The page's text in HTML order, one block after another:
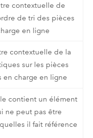
contextuelle de
de tri des pièces
en ligne
contextuelle de la
sur les pièces
en charge en ligne
contient un élément
ne peut pas être
il fait référence